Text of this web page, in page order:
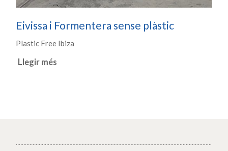
Eivissa i Formentera sense plàstic
Plastic Free Ibiza
Llegir més